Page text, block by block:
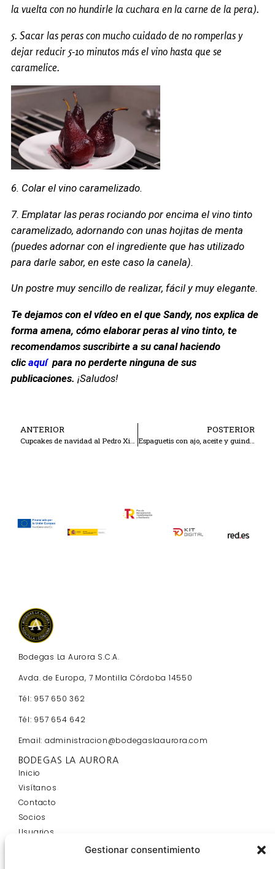
Gestionar consentimiento
la vuelta con no hundirle la cuchara en la carne de la pera).
5. Sacar las peras con mucho cuidado de no romperlas y
dejar reducir 5-10 minutos más el vino hasta que se
caramelice.
6. Colar el vino caramelizado.
7. Emplatar las peras rociando por encima el vino tinto
caramelizado, adornando con unas hojitas de menta
(puedes adornar con el ingrediente que has utilizado
para darle sabor, en este caso la canela).
Un postre muy sencillo de realizar, fácil y muy elegante.
Te dejamos con el vídeo en el que Sandy, nos explica de
forma amena, cómo elaborar peras al vino tinto, te
recomendamos suscribirte a su canal haciendo
clic aquí para no perderte ninguna de sus
publicaciones. ¡Saludos!
ANTERIOR
Cupcakes de navidad al Pedro Ximénez
POSTERIOR
Espaguetis con ajo, aceite y guindilla
Bodegas La Aurora S.C.A.
Avda. de Europa, 7 Montilla Córdoba 14550
Tél: 957 650 362
Tél: 957 654 642
Email: administracion@bodegaslaaurora.com
BODEGAS LA AURORA
Inicio
Visítanos
Contacto
Socios
Usuarios